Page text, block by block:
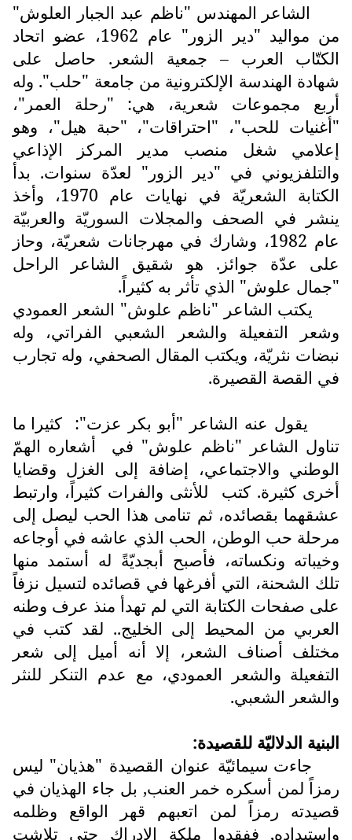
الشاعر المهندس "ناظم عبد الجبار العلوش"
من مواليد "دير الزور" عام 1962، عضو اتحاد
الكتّاب العرب – جمعية الشعر. حاصل على
شهادة الهندسة الإلكترونية من جامعة "حلب". وله
أربع مجموعات شعرية، هي: "رحلة العمر"،
"أغنيات للحب"، "احتراقات"، "حبة هيل"، وهو
إعلامي شغل منصب مدير المركز الإذاعي
والتلفزيوني في "دير الزور" لعدّة سنوات. بدأ
الكتابة الشعريّة في نهايات عام 1970، وأخذ
ينشر في الصحف والمجلات السوريّة والعربيّة
عام 1982، وشارك في مهرجانات شعريّة، وحاز
على عدّة جوائز. هو شقيق الشاعر الراحل
"جمال علوش" الذي تأثر به كثيراً.
يكتب الشاعر "ناظم علوش" الشعر العمودي
وشعر التفعيلة والشعر الشعبي الفراتي، وله
نبضات نثريّة، ويكتب المقال الصحفي، وله تجارب
في القصة القصيرة.
يقول عنه الشاعر "أبو بكر عزت":
كثيرا ما
تناول الشاعر "ناظم علوش" في
أشعاره الهمّ
الوطني والاجتماعي، إضافة إلى الغزل وقضايا
أخرى كثيرة. كتب
للأنثى والفرات كثيراً، وارتبط
عشقهما بقصائده، ثم تنامى هذا الحب ليصل إلى
مرحلة حب الوطن، الحب الذي عاشه في أوجاعه
وخيباته ونكساته، فأصبح أبجديّةً له أستمد منها
تلك الشحنة، التي أفرغها في قصائده لتسيل نزفاً
على صفحات الكتابة التي لم تهدأ منذ عرف وطنه
العربي من المحيط إلى الخليج.. لقد كتب في
مختلف أصناف الشعر، إلا أنه أميل إلى شعر
التفعيلة والشعر العمودي، مع عدم التنكر للنثر
والشعر الشعبي.
البنية الدلاليّة للقصيدة:
جاءت سيمائيّة عنوان القصيدة "هذيان" ليس
رمزاً لمن أسكره خمر العنب, بل جاء الهذيان في
قصيدته رمزاً لمن اتعبهم قهر الواقع وظلمه
واستبداده, ففقدوا ملكة الإدراك حتى تلاشت